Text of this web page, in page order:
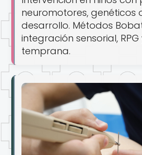
neuromotores, genéticos
desarrollo. Métodos
integración sensorial,
temprana.